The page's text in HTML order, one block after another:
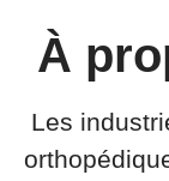
À
Les